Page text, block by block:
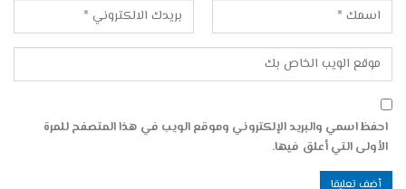
احفظ اسمي والبريد الإلكتروني وموقع الويب في هذا المتصفح للمرة
الأولى التي أعلق فيها.